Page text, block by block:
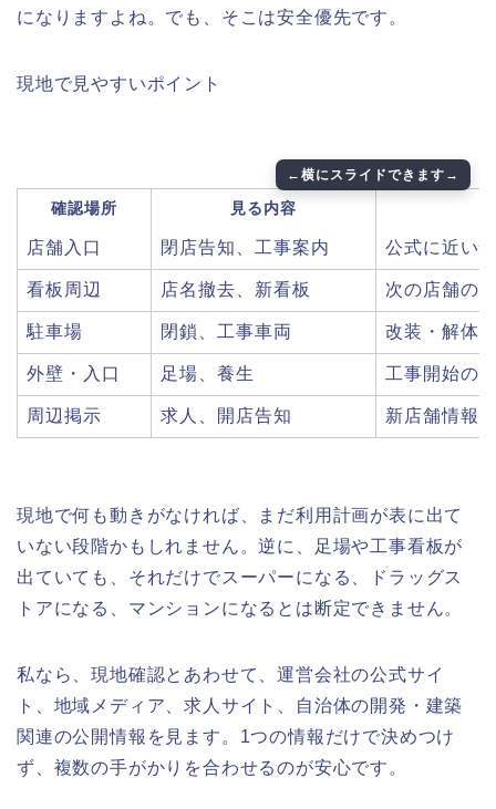
になりますよね。でも、そこは安全優先です。
現地で見やすいポイント
確認場所 見る内容
店舗入口 閉店告知、工事案内 公式に近い
看板周辺 店名撤去、新看板 次の店舗の
駐車場 閉鎖、工事車両 改装・解体
外壁・入口 足場、養生 工事開始の
周辺掲示 求人、開店告知 新店舗情報
現地で何も動きがなければ、まだ利用計画が表に出て
いない段階かもしれません。逆に、足場や工事看板が
出ていても、それだけでスーパーになる、ドラッグス
トアになる、マンションになるとは断定できません。
私なら、現地確認とあわせて、運営会社の公式サイ
ト、地域メディア、求人サイト、自治体の開発・建築
関連の公開情報を見ます。1つの情報だけで決めつけ
ず、複数の手がかりを合わせるのが安心です。